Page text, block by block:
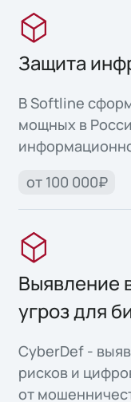
Защита
В Softline
мощных в
от 100 000₽
Выявление
угроз для
CyberDef -
рисков и
от